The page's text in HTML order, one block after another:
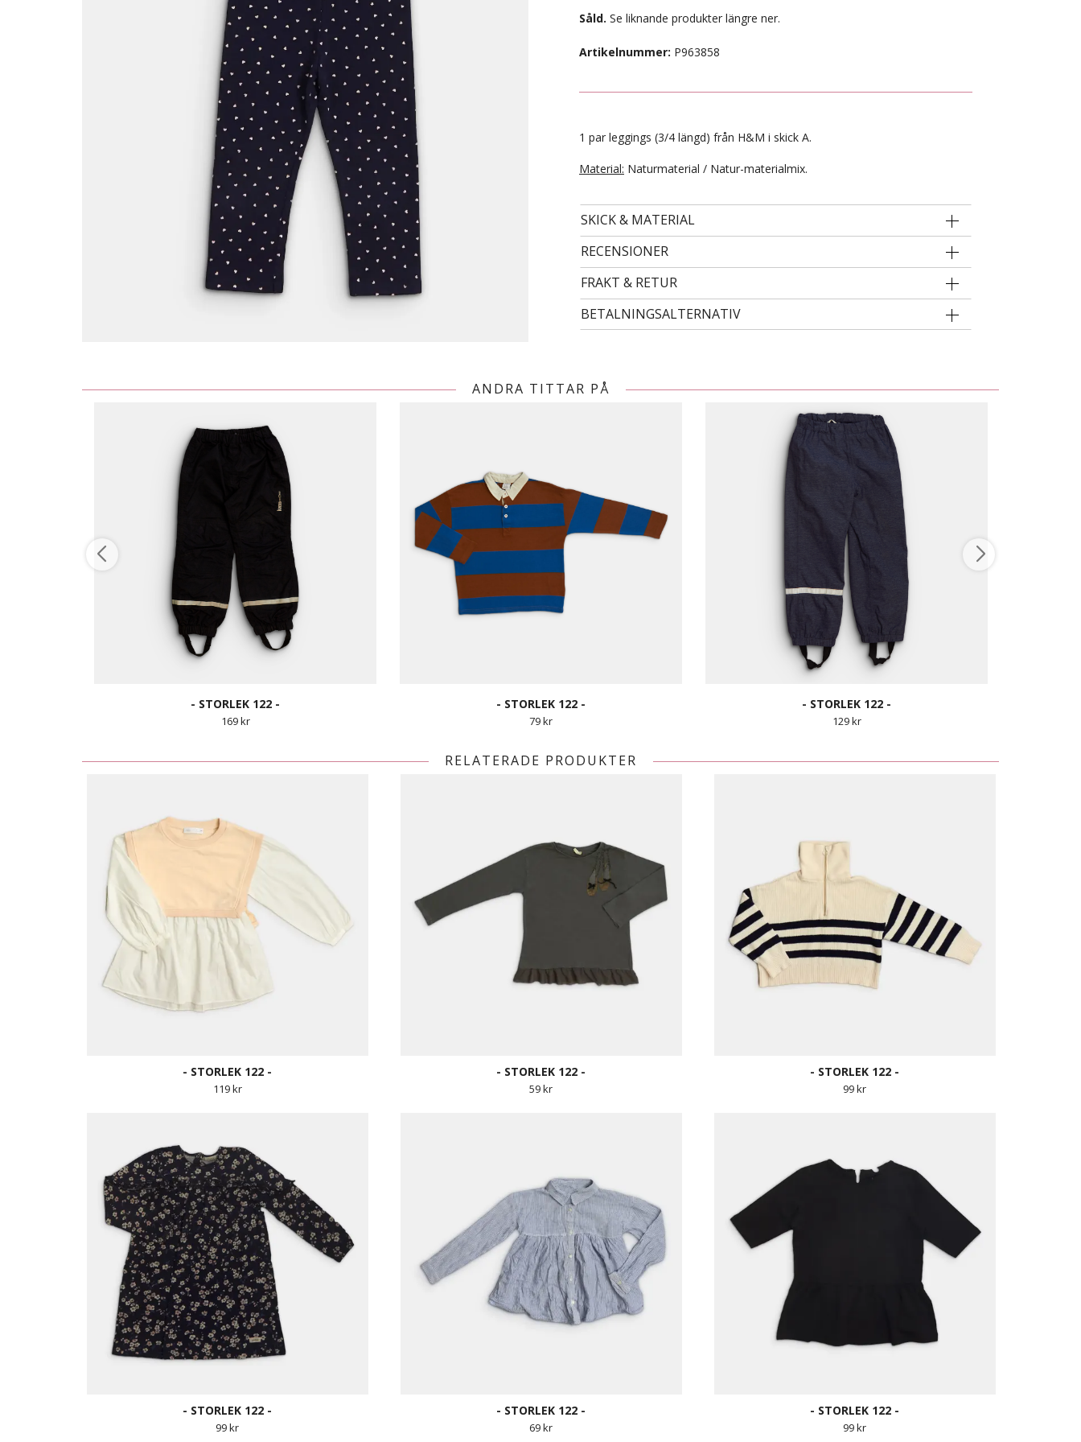
- STORLEK 24 -
Såld. Se liknande produkter längre ner.
Artikelnummer: P963858
1 par leggings (3/4 längd) från H&M i skick A.
Material: Naturmaterial / Natur-materialmix.
SKICK & MATERIAL
RECENSIONER
FRAKT & RETUR
BETALNINGSALTERNATIV
ANDRA TITTAR PÅ
- STORLEK 122 -
169 kr
- STORLEK 122 -
79 kr
- STORLEK 122 -
129 kr
RELATERADE PRODUKTER
- STORLEK 122 -
119 kr
- STORLEK 122 -
59 kr
- STORLEK 122 -
99 kr
- STORLEK 122 -
99 kr
- STORLEK 122 -
69 kr
- STORLEK 122 -
99 kr